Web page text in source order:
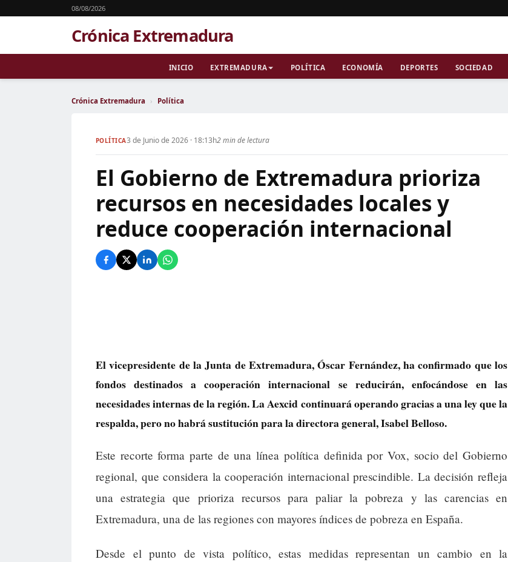
08/08/2026
Crónica Extremadura
INICIO EXTREMADURA POLÍTICA ECONOMÍA DEPORTES SOCIEDAD
Crónica Extremadura › Política
POLÍTICA3 de Junio de 2026 · 18:13h2 min de lectura
El Gobierno de Extremadura prioriza
recursos en necesidades locales y
reduce cooperación internacional
El vicepresidente de la Junta de Extremadura, Óscar Fernández, ha confirmado que los
fondos destinados a cooperación internacional se reducirán, enfocándose en las
necesidades internas de la región. La Aexcid continuará operando gracias a una ley que la
respalda, pero no habrá sustitución para la directora general, Isabel Belloso.
Este recorte forma parte de una línea política definida por Vox, socio del Gobierno
regional, que considera la cooperación internacional prescindible. La decisión refleja
una estrategia que prioriza recursos para paliar la pobreza y las carencias en
Extremadura, una de las regiones con mayores índices de pobreza en España.
Desde el punto de vista político, estas medidas representan un cambio en la